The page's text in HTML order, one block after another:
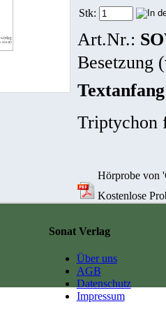
Stk:
Art.Nr.:
Besetzung
Triptychon
Hörprobe von
Kostenlose
Sonat Verlag
Über uns
AGB
Datenschutz
Impressum